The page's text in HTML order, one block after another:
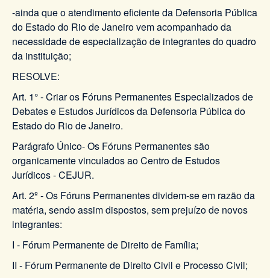
-ainda que o atendimento eficiente da Defensoria Pública
do Estado do Rio de Janeiro vem acompanhado da
necessidade de especialização de integrantes do quadro
da instituição;
RESOLVE:
Art. 1° - Criar os Fóruns Permanentes Especializados de
Debates e Estudos Jurídicos da Defensoria Pública do
Estado do Rio de Janeiro.
Parágrafo Único- Os Fóruns Permanentes são
organicamente vinculados ao Centro de Estudos
Jurídicos - CEJUR.
Art. 2º - Os Fóruns Permanentes dividem-se em razão da
matéria, sendo assim dispostos, sem prejuízo de novos
integrantes:
I - Fórum Permanente de Direito de Família;
II - Fórum Permanente de Direito Civil e Processo Civil;